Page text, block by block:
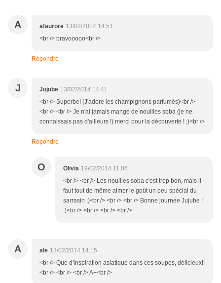
A afaurore 13/02/2014 14:51
<br /> bravooooo<br />
Répondre
J Jujube 13/02/2014 14:41
<br /> Superbe! (J'adore les champignons parfumés)<br />
<br /> <br /> Je n'ai jamais mangé de nouilles soba (je ne
connaissais pas d'ailleurs !) merci pour la découverte ! ;)<br />
Répondre
O Olivia 19/02/2014 11:06
<br /> <br /> Les nouilles soba c'est trop bon, mais il
faut tout de même aimer le goût un peu spécial du
sarrasin ;)<br /> <br /> <br /> Bonne journée Jujube !
:)<br /> <br /> <br /> <br />
A ale 13/02/2014 14:15
<br /> Que d'inspiration asiatique dans ces soupes, délicieux!!
<br /> <br /> <br /> A+<br />